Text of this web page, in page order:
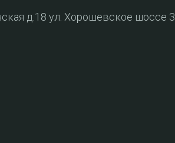
д.18 ул. Хорошевское шоссе